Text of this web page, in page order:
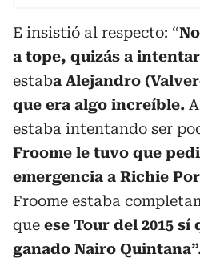
E insistió al respecto: “
a tope, quizás a
estaba Alejandro
que era algo increíble.
estaba intentando ser
Froome le tuvo que
emergencia a Richie
Froome estaba
que ese Tour del 2015
ganado Nairo